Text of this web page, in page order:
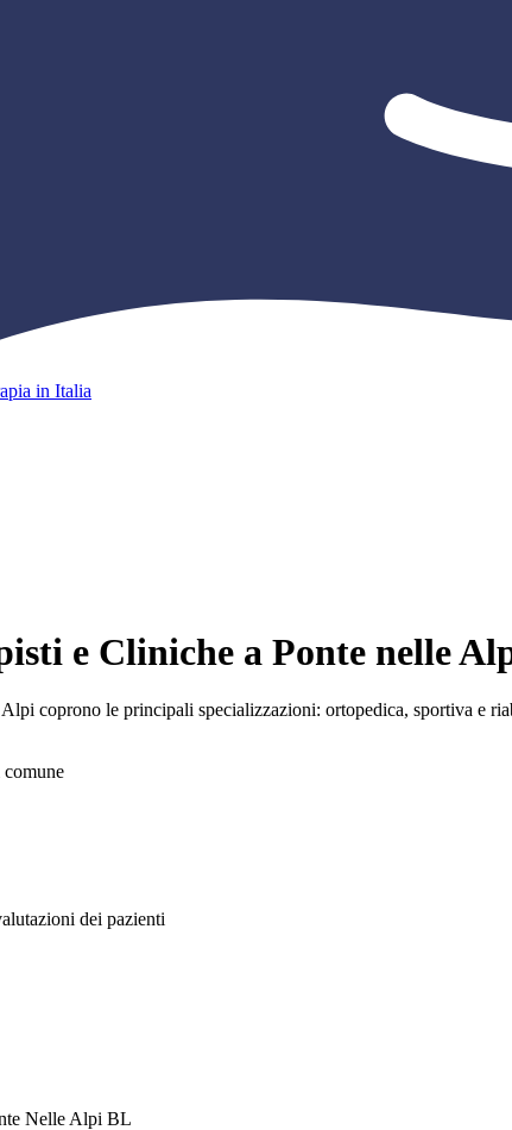
in Italia
e Cliniche a Ponte nelle
coprono le principali specializzazioni: ortopedica, sportiva e
comune
dei pazienti
Nelle Alpi BL